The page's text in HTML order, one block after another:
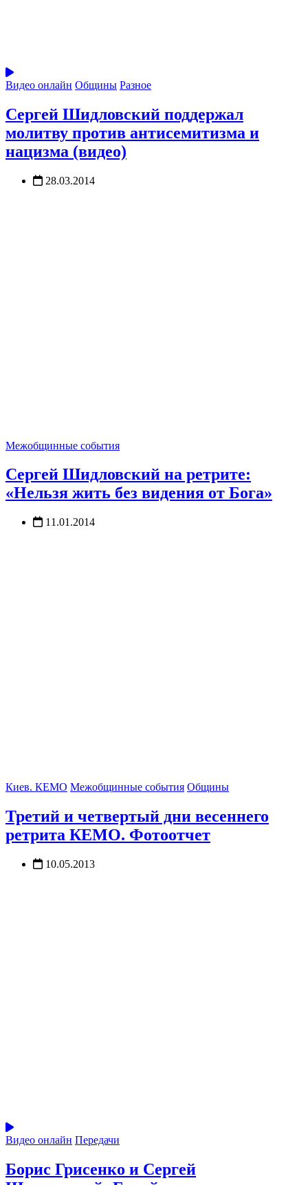
Видео онлайн Общины Разное
Сергей Шидловский поддержал
молитву против антисемитизма и
нацизма (видео)
28.03.2014
Межобщинные события
Сергей Шидловский на ретрите:
«Нельзя жить без видения от Бога»
11.01.2014
Киев. КЕМО Межобщинные события Общины
Третий и четвертый дни весеннего
ретрита КЕМО. Фотоотчет
10.05.2013
Видео онлайн Передачи
Борис Грисенко и Сергей